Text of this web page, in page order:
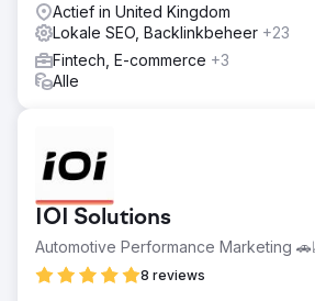
Actief in United Kingdom
Lokale SEO, Backlinkbeheer +23
Fintech, E-commerce +3
Alle
IOI Solutions
Automotive Performance Marketing
8 reviews